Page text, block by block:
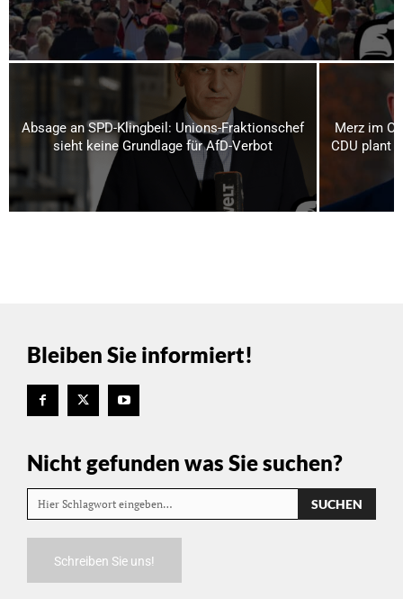
Absage an SPD-Klingbeil: Unions-Fraktionschef
sieht keine Grundlage für AfD-Verbot
Merz im
CDU plant
Bleiben Sie informiert!
Nicht gefunden was Sie suchen?
Hier Schlagwort eingeben… SUCHEN
Schreiben Sie uns!